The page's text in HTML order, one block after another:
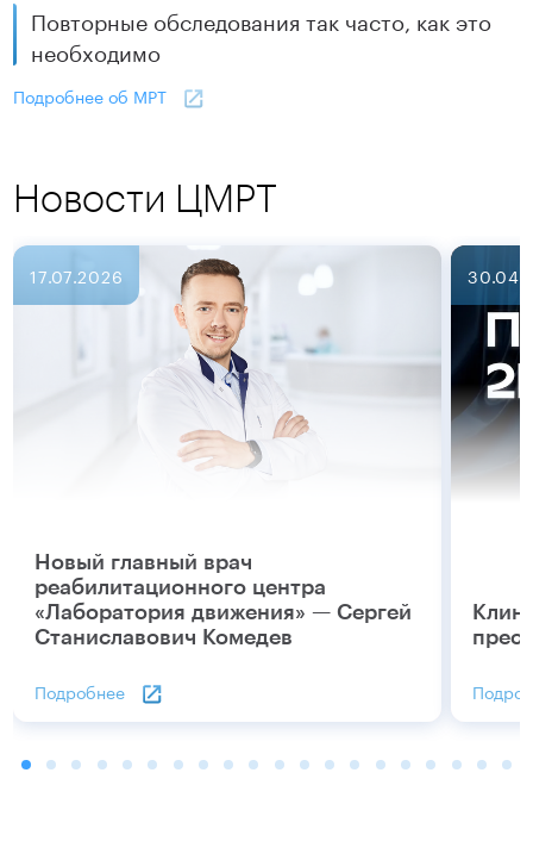
Подробнее об МРТ
Повторные обследования так часто, как это
необходимо
Новости ЦМРТ
17.07.2026
Новый главный врач
реабилитационного центра
«Лаборатория движения» — Сергей
Станиславович Комедев
Подробнее